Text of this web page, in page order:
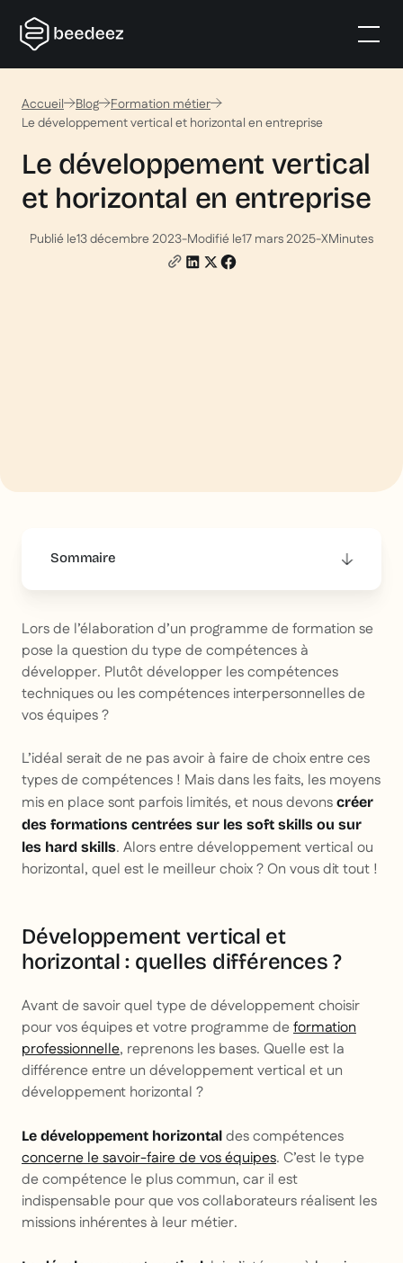
Accueil Blog
Formation métier
Le développement vertical et horizontal en entreprise
Le développement vertical
et horizontal en entreprise
Publié le13 décembre 2023-Modifié le17 mars 2025-XMinutes
Sommaire
Lors de l’élaboration d’un programme de formation se
pose la question du type de compétences à
développer. Plutôt développer les compétences
techniques ou les compétences interpersonnelles de
vos équipes ?
L’idéal serait de ne pas avoir à faire de choix entre ces
types de compétences ! Mais dans les faits, les moyens
mis en place sont parfois limités, et nous devons créer
des formations centrées sur les soft skills ou sur
les hard skills. Alors entre développement vertical ou
horizontal, quel est le meilleur choix ? On vous dit tout !
Développement vertical et
horizontal : quelles différences ?
Avant de savoir quel type de développement choisir
pour vos équipes et votre programme deformation
professionnelle, reprenons les bases. Quelle est la
différence entre un développement vertical et un
développement horizontal ?
Le développement horizontal des compétences
concerne le savoir-faire de vos équipes. C’est le type
de compétence le plus commun, car il est
indispensable pour que vos collaborateurs réalisent les
missions inhérentes à leur métier.